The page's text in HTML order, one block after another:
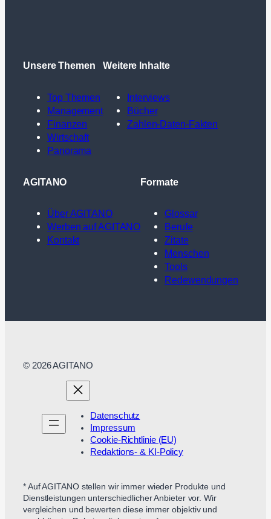
Unsere Themen
Top Themen
Management
Finanzen
Wirtschaft
Panorama
Weitere Inhalte
Interviews
Bücher
Zahlen-Daten-Fakten
AGITANO
Über AGITANO
Werben auf AGITANO
Kontakt
Formate
Glossar
Berufe
Zitate
Menschen
Tools
Redewendungen
© 2026 AGITANO
Datenschutz
Impressum
Cookie-Richtlinie (EU)
Redaktions- & KI-Policy
* Auf AGITANO stellen wir immer wieder Produkte und
Dienstleistungen unterschiedlicher Anbieter vor. Wir
vergleichen und bewerten diese immer objektiv und